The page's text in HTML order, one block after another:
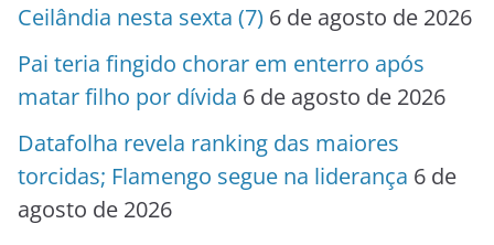
Ceilândia nesta sexta (7) 6 de agosto de 2026
Pai teria fingido chorar em enterro após
matar filho por dívida 6 de agosto de 2026
Datafolha revela ranking das maiores
torcidas; Flamengo segue na liderança 6 de
agosto de 2026